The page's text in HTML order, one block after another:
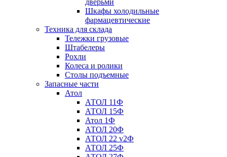
дверьми
Шкафы холодильные
фармацевтические
Техника для склада
Тележки грузовые
Штабелеры
Рохли
Колеса и ролики
Столы подъемные
Запасные части
Атол
АТОЛ 11Ф
АТОЛ 15Ф
Атол 1Ф
АТОЛ 20Ф
АТОЛ 22 v2Ф
АТОЛ 25Ф